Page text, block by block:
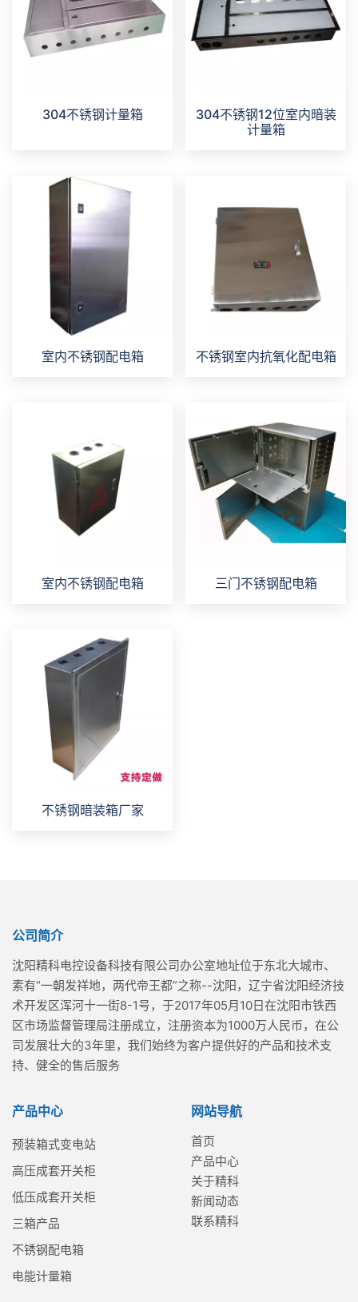
304不锈钢计量箱
304不锈钢12位室内暗装
计量箱
室内不锈钢配电箱 不锈钢室内抗氧化配电箱
室内不锈钢配电箱 三门不锈钢配电箱
不锈钢暗装箱厂家
公司简介
沈阳精科电控设备科技有限公司办公室地址位于东北大城市、
素有“一朝发祥地，两代帝王都”之称--沈阳，辽宁省沈阳经济技
术开发区浑河十一街8-1号，于2017年05月10日在沈阳市铁西
区市场监督管理局注册成立，注册资本为1000万人民币，在公
司发展壮大的3年里，我们始终为客户提供好的产品和技术支
持、健全的售后服务
产品中心
预装箱式变电站
高压成套开关柜
低压成套开关柜
三箱产品
不锈钢配电箱
电能计量箱
网站导航
首页
产品中心
关于精科
新闻动态
联系精科